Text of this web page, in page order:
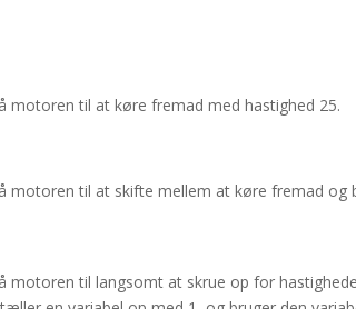
motoren til at køre fremad med hastighed 25.
motoren til at skifte mellem at køre fremad og
motoren til langsomt at skrue op for